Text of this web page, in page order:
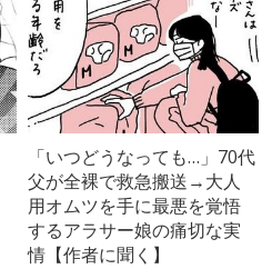
「いつどうなっても…」70代
父が全裸で救急搬送→大人
用オムツを手に最悪を覚悟
するアラサー娘の痛切な実
情【作者に聞く】